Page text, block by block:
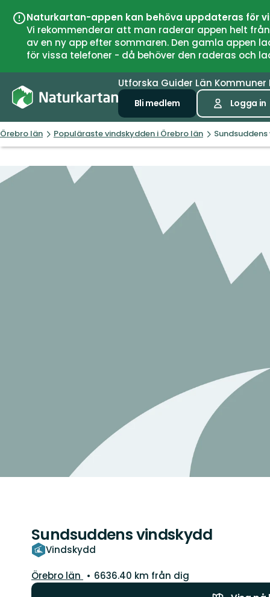
Naturkartan-appen kan behöva uppdateras för
Vi rekommenderar att man raderar appen helt
av en ny app efter sommaren. Den gamla
för vissa telefoner - då behöver den raderas och
Utforska Guider Län Kommuner
Bli medlem Logga in
Örebro län Populäraste vindskydden i Örebro län
Sundsuddens vindskydd
Vindskydd
Län:
Örebro län
6636.40 km från dig